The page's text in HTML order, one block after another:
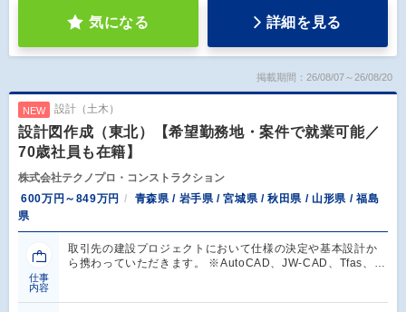
気になる 詳細を見る
掲載期間：26/08/07～26/08/20
NEW 設計（土木）
設計図作成（東北）【希望勤務地・案件で就業可能／
70歳社員も在籍】
株式会社テクノプロ・コンストラクション
600万円～849万円
青森県 / 岩手県 / 宮城県 / 秋田県 / 山形県 / 福島
県
仕事
内容
取引先の建設プロジェクトにおいて仕様の決定や基本設計か
ら携わっていただきます。 ※AutoCAD、JW-CAD、Tfas、…